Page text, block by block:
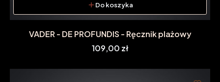
Do koszyka
VADER - DE PROFUNDIS - Ręcznik plażowy
Cena
109,00 zł